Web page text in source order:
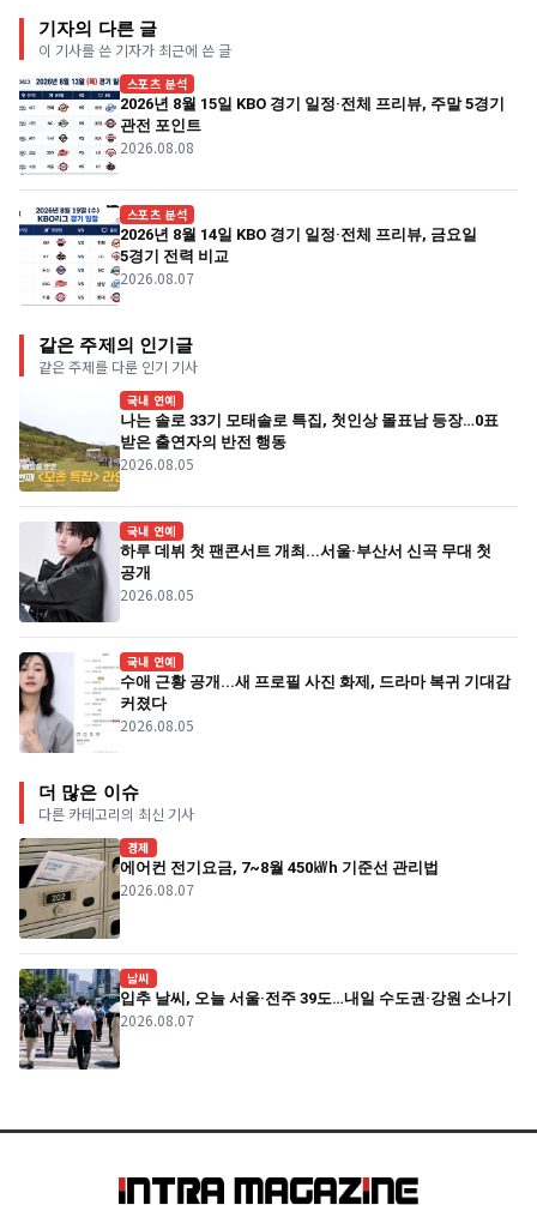
기자의 다른 글
이 기사를 쓴 기자가 최근에 쓴 글
스포츠 분석
2026년 8월 15일 KBO 경기 일정·전체 프리뷰, 주말 5경기
관전 포인트
2026.08.08
스포츠 분석
2026년 8월 14일 KBO 경기 일정·전체 프리뷰, 금요일
5경기 전력 비교
2026.08.07
같은 주제의 인기글
같은 주제를 다룬 인기 기사
국내 연예
나는 솔로 33기 모태솔로 특집, 첫인상 몰표남 등장…0표
받은 출연자의 반전 행동
2026.08.05
국내 연예
하루 데뷔 첫 팬콘서트 개최...서울·부산서 신곡 무대 첫
공개
2026.08.05
국내 연예
수애 근황 공개...새 프로필 사진 화제, 드라마 복귀 기대감
커졌다
2026.08.05
더 많은 이슈
다른 카테고리의 최신 기사
경제
에어컨 전기요금, 7~8월 450㎾h 기준선 관리법
2026.08.07
날씨
입추 날씨, 오늘 서울·전주 39도…내일 수도권·강원 소나기
2026.08.07